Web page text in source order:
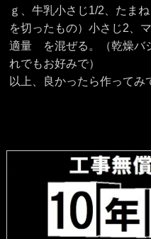
ｇ、牛乳小さじ1/2、たま
を切ったもの）小さじ2、
適量 を混ぜる。（乾燥バ
れでもお好みで）
以上、良かったら作って